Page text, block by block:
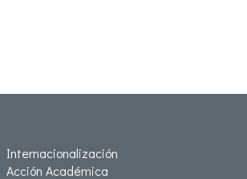
Internacionalización
Acción Académica